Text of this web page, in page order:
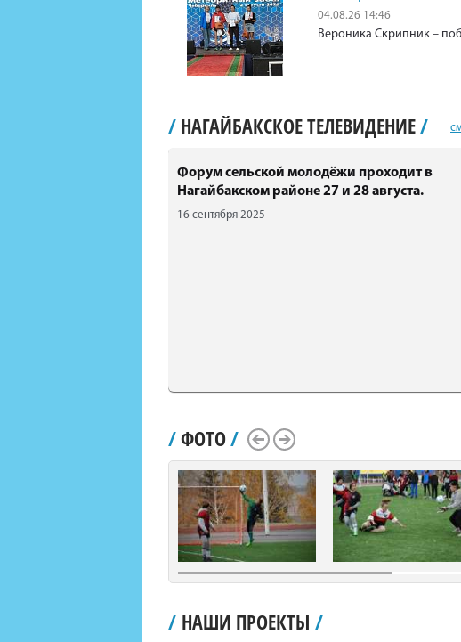
04.08.26 14:46
Вероника Скрипник –
/ НАГАЙБАКСКОЕ ТЕЛЕВИДЕНИЕ/
Форум сельской молодёжи проходит в
Нагайбакском районе 27 и 28 августа.
16 сентября 2025
/ФОТО/
Scroll LeftScroll Right
/ НАШИ ПРОЕКТЫ /